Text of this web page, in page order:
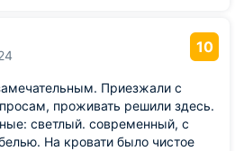
10
Приезжали с
проживать решили здесь.
светлый. современный, с
На кровати было чистое